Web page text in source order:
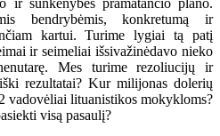
bendrybėmis, konkretumą ir
kartui. Turime lygiai tą patį
ir seimeliai išsivažinėdavo nieko
Mes turime rezoliucijų ir
rezultatai? Kur milijonas dolerių
vadovėliai lituanistikos mokykloms?
visą pasaulį?